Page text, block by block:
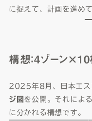
に捉えて、計画を進め
構想：4ゾーン
2025年8月、日本エス
ジ図 を公開。それによ
に分かれる構想です。